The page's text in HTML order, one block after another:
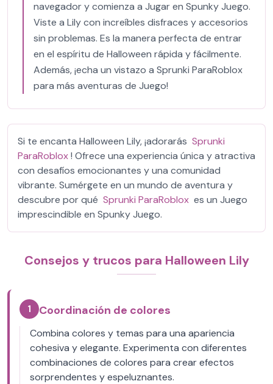
navegador y comienza a Jugar en Spunky Juego.
Viste a Lily con increíbles disfraces y accesorios
sin problemas. Es la manera perfecta de entrar
en el espíritu de Halloween rápida y fácilmente.
Además, ¡echa un vistazo a Sprunki ParaRoblox
para más aventuras de Juego!
Si te encanta Halloween Lily, ¡adorarás Sprunki
ParaRoblox! Ofrece una experiencia única y atractiva
con desafíos emocionantes y una comunidad
vibrante. Sumérgete en un mundo de aventura y
descubre por qué Sprunki ParaRoblox es un Juego
imprescindible en Spunky Juego.
Consejos y trucos para Halloween Lily
1 Coordinación de colores
Combina colores y temas para una apariencia
cohesiva y elegante. Experimenta con diferentes
combinaciones de colores para crear efectos
sorprendentes y espeluznantes.